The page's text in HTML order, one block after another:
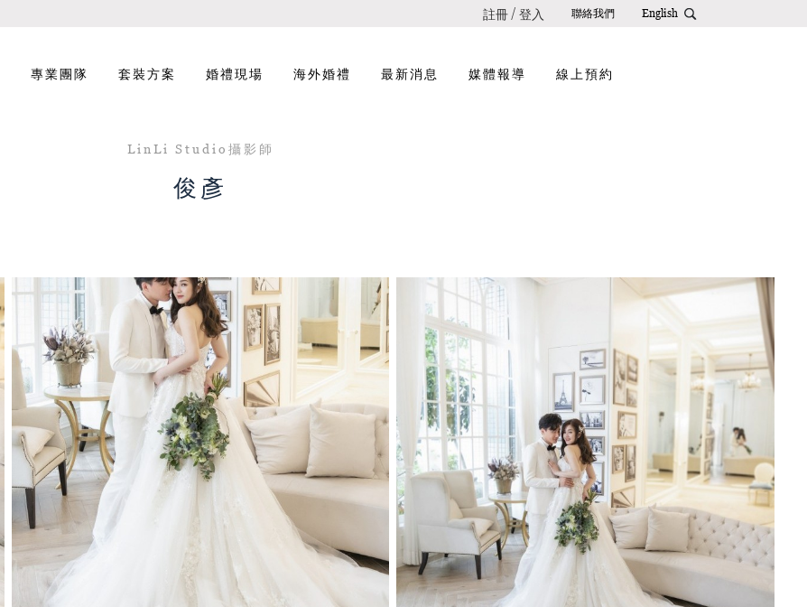
English
聯絡我們
註冊 / 登入
專業團隊 套裝方案 婚禮現場 海外婚禮 最新消息 媒體報導 線上預約
LinLi Studio攝影師
俊彥